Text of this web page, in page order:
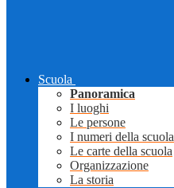
Scuola
Panoramica
I luoghi
Le persone
I numeri della scuola
Le carte della scuola
Organizzazione
La storia